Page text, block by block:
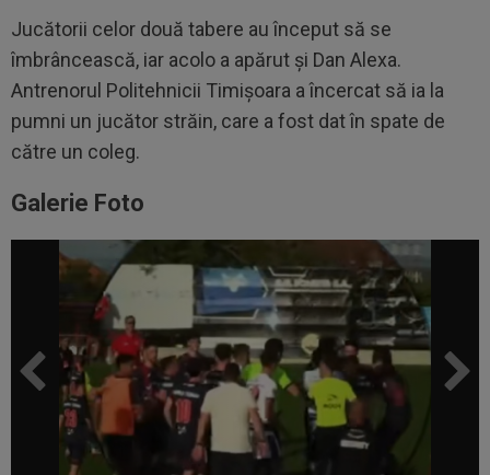
Jucătorii celor două tabere au început să se
îmbrâncească, iar acolo a apărut și Dan Alexa.
Antrenorul Politehnicii Timișoara a încercat să ia la
pumni un jucător străin, care a fost dat în spate de
către un coleg.
Galerie Foto